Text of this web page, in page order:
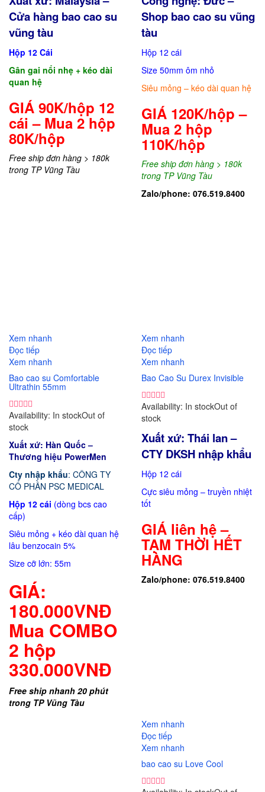
Cửa hàng bao cao su
vũng tàu
Hộp 12 Cái
Gân gai nổi nhẹ + kéo dài
quan hệ
GIÁ 90K/hộp 12
cái – Mua 2 hộp
80K/hộp
Free ship đơn hàng > 180k
trong TP Vũng Tàu
Shop bao cao su vũng
tàu
Hộp 12 cái
Size 50mm ôm nhỏ
Siêu mỏng – kéo dài quan hệ
GIÁ 120K/hộp –
Mua 2 hộp
110K/hộp
Free ship đơn hàng > 180k
trong TP Vũng Tàu
Zalo/phone: 076.519.8400
Xem nhanh
Đọc tiếp
Xem nhanh
Bao cao su Comfortable
Ultrathin 55mm
Availability: In stockOut of
stock
Xuất xứ: Hàn Quốc –
Thương hiệu PowerMen
Cty nhập khẩu: CÔNG TY
CỔ PHẦN PSC MEDICAL
Hộp 12 cái (dòng bcs cao
cấp)
Siêu mỏng + kéo dài quan hệ
lâu benzocain 5%
Size cỡ lớn: 55m
GIÁ:
180.000VNĐ
Mua COMBO
2 hộp
330.000VNĐ
Free ship nhanh 20 phút
trong TP Vũng Tàu
Xem nhanh
Đọc tiếp
Xem nhanh
Bao Cao Su Durex Invisible
Availability: In stockOut of
stock
Xuất xứ: Thái lan –
CTY DKSH nhập khẩu
Hộp 12 cái
Cực siêu mỏng – truyền nhiệt
tốt
GIÁ liên hệ –
TẠM THỜI HẾT
HÀNG
Zalo/phone: 076.519.8400
Xem nhanh
Đọc tiếp
Xem nhanh
bao cao su Love Cool